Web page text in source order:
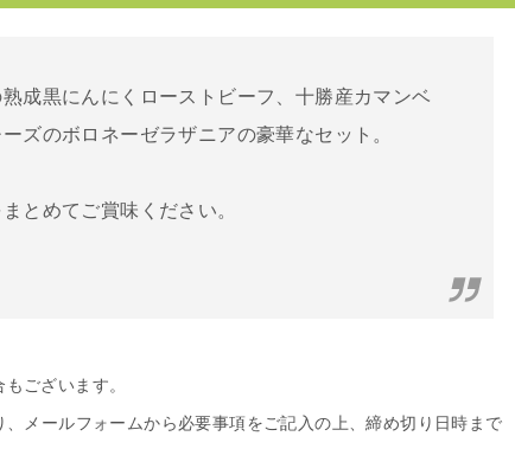
成黒にんにくローストビーフ、十勝産カマンベ
ズのボロネーゼラザニアの豪華なセット。
とめてご賞味ください。
ございます。
メールフォームから必要事項をご記入の上、締め切り日時まで